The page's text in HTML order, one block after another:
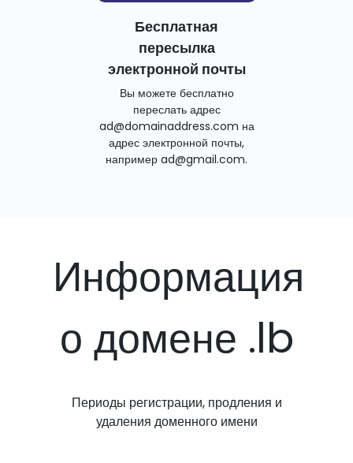
Бесплатная
пересылка
электронной почты
Вы можете бесплатно
переслать адрес
ad@domainaddress.com на
адрес электронной почты,
например ad@gmail.com.
Информация
о домене .lb
Периоды регистрации, продления и
удаления доменного имени